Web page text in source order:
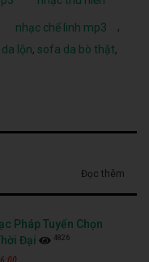
nhạc chế linh mp3
,
lộn, sofa da bò thật,
Đọc thêm
Pháp Tuyển Chọn
Đại
4826